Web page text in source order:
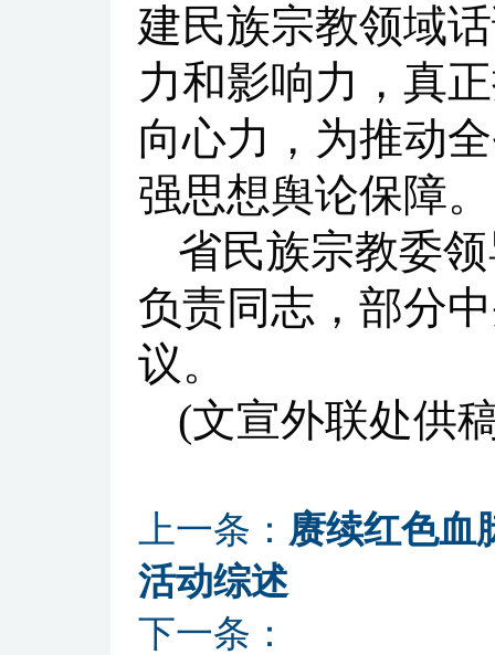
建民族宗教领域
力和影响力，真
向心力，为推动
强思想舆论保障。
省民族宗教委
负责同志，部分
议。
(文宣外联处供
上一条： 赓续红色血
活动综述
下一条：